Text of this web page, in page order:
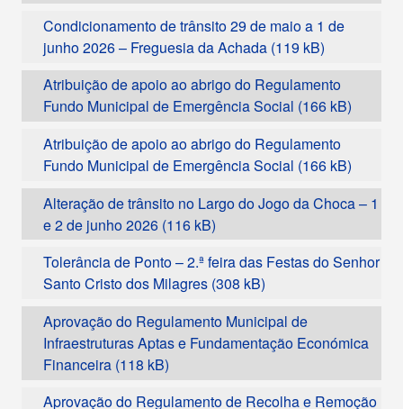
Condicionamento de trânsito 29 de maio a 1 de
junho 2026 – Freguesia da Achada
Atribuição de apoio ao abrigo do Regulamento
Fundo Municipal de Emergência Social
Atribuição de apoio ao abrigo do Regulamento
Fundo Municipal de Emergência Social
Alteração de trânsito no Largo do Jogo da Choca – 1
e 2 de junho 2026
Tolerância de Ponto – 2.ª feira das Festas do Senhor
Santo Cristo dos Milagres
Aprovação do Regulamento Municipal de
Infraestruturas Aptas e Fundamentação Económica
Financeira
Aprovação do Regulamento de Recolha e Remoção